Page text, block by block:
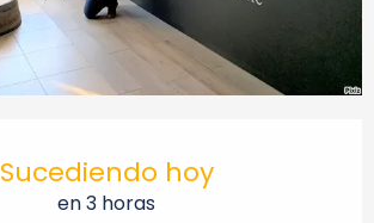
Sucediendo hoy
en 3 horas